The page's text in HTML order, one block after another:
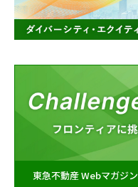
東急不動産 Webマガジン